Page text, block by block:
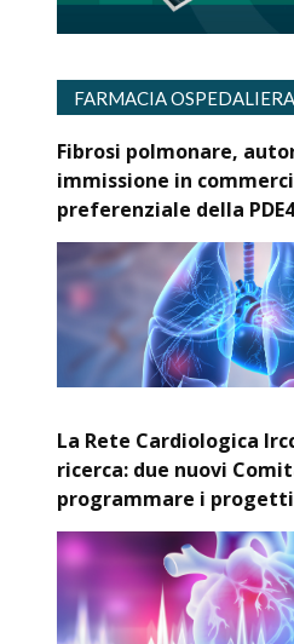
FARMACIA OSPEDALIERA
Fibrosi polmonare,
immissione in
preferenziale della
La Rete Cardiologica
ricerca: due nuovi
programmare i progetti